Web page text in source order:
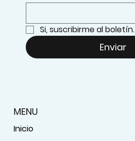
Si, suscribirme al boletín.
Enviar
MENU
Inicio